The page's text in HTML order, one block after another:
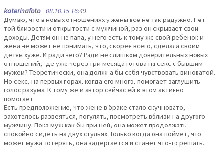
katerinafoto08.10.15 16:49
Думаю, что в новых отношениях у жены всё не так радужно. Нет
той близости и открытости с мужчиной, раз он скрывает свои
доходы. Детям он не папа, у него есть к тому же свой ребенок и
жена не может не понимать, что, скорее всего, сделала своим
детям хуже. И ради чего? Ради не слишком доверительных новых
отношений, где уже через три месяца готова на секс с бывшим
мужем? Теоретически, она должна бы себя чувствовать виноватой.
Но секс, на первых порах, когда его много, помогает заглушить
голос разума. К тому же и автор сейчас ей в этом активно
помогает.
Есть предположение, что жене в браке стало скучновато,
захотелось развеяться, погулять, посмотреть вблизи на другого
мужчину. Пока муж как бы при ней, она может продолжать
спокойно сидеть на двух стульях. Только когда она поймёт, что
может мужа потерять, она задёргается и станет что-то решать.